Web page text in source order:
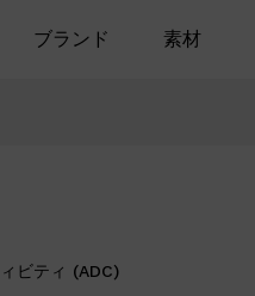
ブランド 素材
ビティ (ADC)